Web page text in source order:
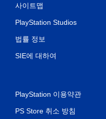
사이트맵
PlayStation Studios
법률 정보
SIE에 대하여
PlayStation 이용약관
PS Store 취소 방침